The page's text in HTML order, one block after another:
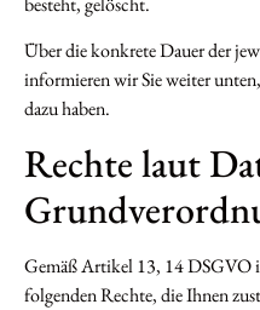
Über die konkrete Dauer der
informieren wir Sie weiter
dazu haben.
Rechte laut
Gemäß Artikel 13, 14 DSGVO
folgenden Rechte, die Ihnen